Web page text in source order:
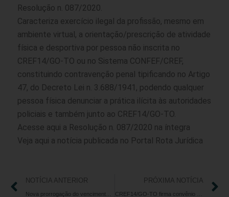
Resolução n. 087/2020.
Caracteriza exercício ilegal da profissão, mesmo em
ambiente virtual, a orientação/prescrição de atividade
física e desportiva por pessoa não inscrita no
CREF14/GO-TO ou no Sistema CONFEF/CREF,
constituindo contravenção penal tipificando no Artigo
47, do Decreto Lei n. 3.688/1941, podendo qualquer
pessoa física denunciar a prática ilícita às autoridades
policiais e também junto ao CREF14/GO-TO.
Acesse aqui a Resolução n. 087/2020 na íntegra
Veja aqui a notícia publicada no Portal Rota Jurídica
NOTÍCIA ANTERIOR PRÓXIMA NOTÍCIA